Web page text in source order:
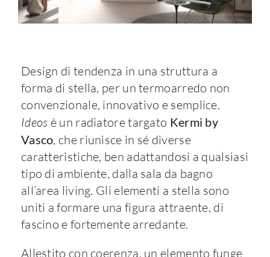
Design di tendenza in una struttura a
forma di stella, per un termoarredo non
convenzionale, innovativo e semplice.
Ideos è un radiatore targato Kermi by
Vasco, che riunisce in sé diverse
caratteristiche, ben adattandosi a qualsiasi
tipo di ambiente, dalla sala da bagno
all’area living. Gli elementi a stella sono
uniti a formare una figura attraente, di
fascino e fortemente arredante.
Allestito con coerenza, un elemento funge